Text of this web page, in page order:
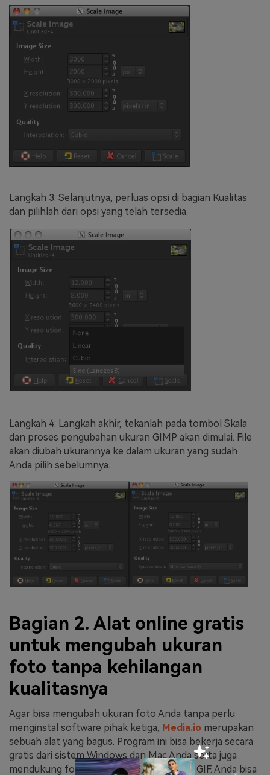
Langkah 3: Selanjutnya, perluas opsi di bagian Kualitas
dan pilihlah dari opsi yang telah tersedia.
Langkah 4: Langkah akhir, tekanlah pada tombol Skala
dan proses pengubahan ukuran GIMP akan dimulai. File
akan diubah ukurannya ke dalam ukuran yang sudah
Anda pilih sebelumnya.
Bagian 2. Alat online gratis
untuk mengubah ukuran
foto tanpa kehilangan
kualitasnya
Agar bisa mengubah ukuran foto Anda tanpa perlu
menginstal software pihak ketiga, Media.io merupakan
sebuah alat yang bagus. Program ini bisa bekerja secara
gratis dari sistem Windows dan Mac Anda serta juga
mendukung format JPG, PNG, BMP, serta GIF. Anda bisa